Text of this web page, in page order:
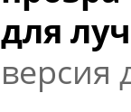
для
версия